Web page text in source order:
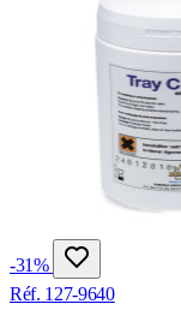
-31%
Réf. 127-9640